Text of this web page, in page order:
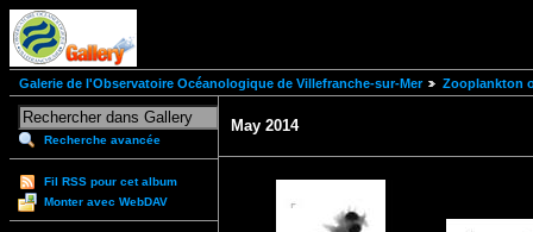
Galerie de l'Observatoire Océanologique de Villefranche-sur-Mer Zooplankton
Recherche avancée
Fil RSS pour cet album
Monter avec WebDAV
May 2014